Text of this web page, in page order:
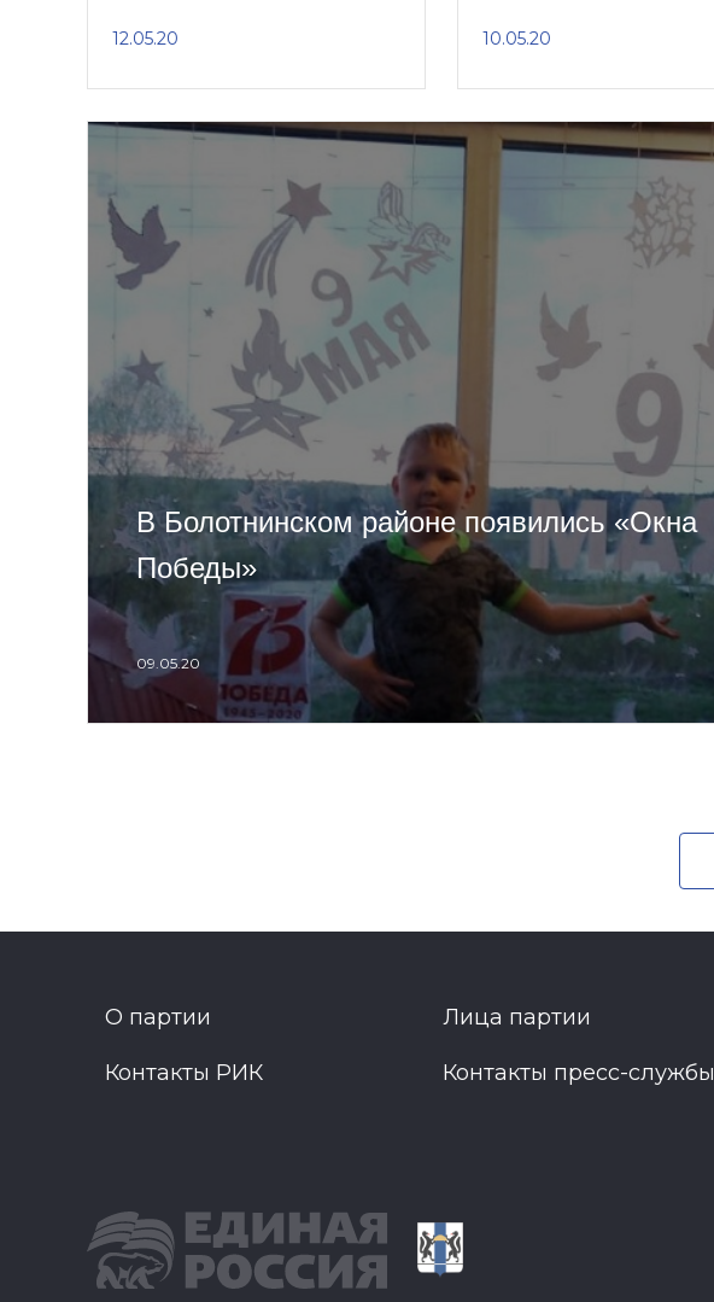
12.05.20 10.05.20
В Болотнинском районе появились «Окна
Победы»
09.05.20
О партии Лица партии
Контакты РИК Контакты пресс-службы